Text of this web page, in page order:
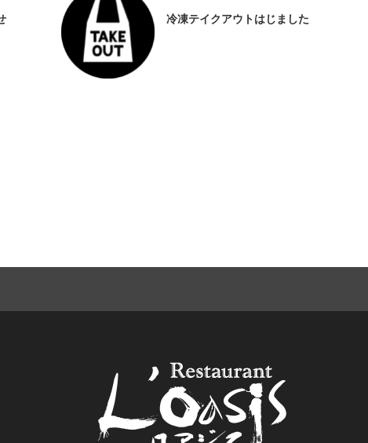
冷凍テイクアウトはじました